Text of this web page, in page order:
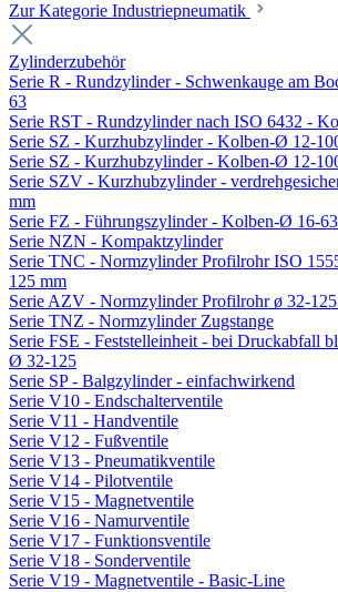
Zur Kategorie Industriepneumatik
Zylinderzubehör
Serie R - Rundzylinder - Schwenkauge am
63
Serie RST - Rundzylinder nach ISO 6432 -
Serie SZ - Kurzhubzylinder - Kolben-Ø 12-
Serie SZ - Kurzhubzylinder - Kolben-Ø 12-
Serie SZV - Kurzhubzylinder -
mm
Serie FZ - Führungszylinder - Kolben-Ø 16-
Serie NZN - Kompaktzylinder
Serie TNC - Normzylinder Profilrohr ISO
125 mm
Serie AZV - Normzylinder Profilrohr ø 32-
Serie TNZ - Normzylinder Zugstange
Serie FSE - Feststelleinheit - bei Druckabfall
Ø 32-125
Serie SP - Balgzylinder - einfachwirkend
Serie V10 - Endschalterventile
Serie V11 - Handventile
Serie V12 - Fußventile
Serie V13 - Pneumatikventile
Serie V14 - Pilotventile
Serie V15 - Magnetventile
Serie V16 - Namurventile
Serie V17 - Funktionsventile
Serie V18 - Sonderventile
Serie V19 - Magnetventile - Basic-Line